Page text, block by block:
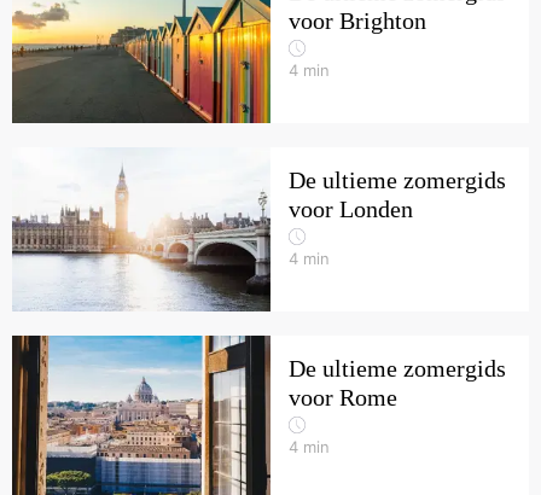
voor Brighton
4 min
De ultieme zomergids
voor Londen
4 min
De ultieme zomergids
voor Rome
4 min